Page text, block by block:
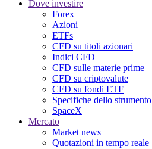
Dove investire
Forex
Azioni
ETFs
CFD su titoli azionari
Indici CFD
CFD sulle materie prime
CFD su criptovalute
CFD su fondi ETF
Specifiche dello strumento
SpaceX
Mercato
Market news
Quotazioni in tempo reale